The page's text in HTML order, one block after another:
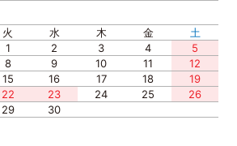
火 水 木 金
土
1
2 3 4
5
8 9 10 11
12
15 16 17 18
19
22 23 24 25
26
29 30